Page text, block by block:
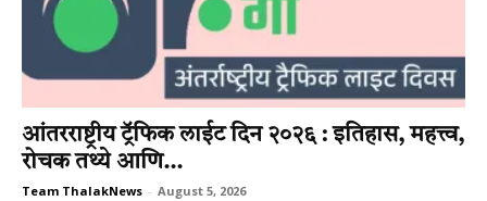
आंतरराष्ट्रीय ट्रॅफिक लाईट दिन २०२६ : इतिहास, महत्त्व,
रोचक तथ्ये आणि...
Team ThalakNews - August 5, 2026